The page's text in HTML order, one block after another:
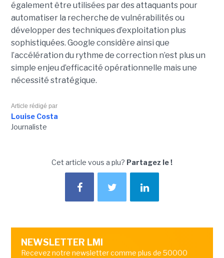
également être utilisées par des attaquants pour
automatiser la recherche de vulnérabilités ou
développer des techniques d’exploitation plus
sophistiquées. Google considère ainsi que
l’accélération du rythme de correction n’est plus un
simple enjeu d’efficacité opérationnelle mais une
nécessité stratégique.
Article rédigé par
Louise Costa
Journaliste
Cet article vous a plu? Partagez le !
NEWSLETTER LMI
Recevez notre newsletter comme plus de 50000